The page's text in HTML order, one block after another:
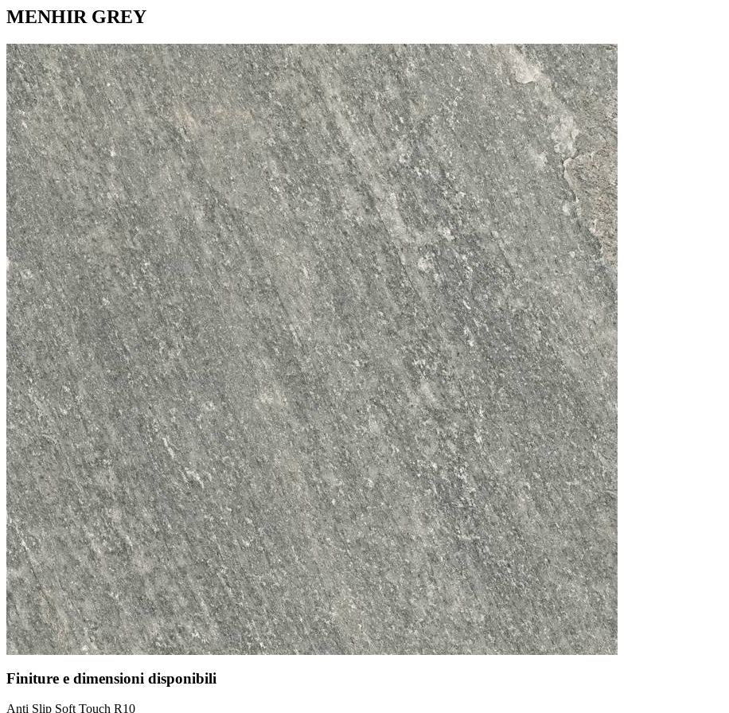
MENHIR GREY
Finiture e dimensioni disponibili
Anti Slip Soft Touch R10